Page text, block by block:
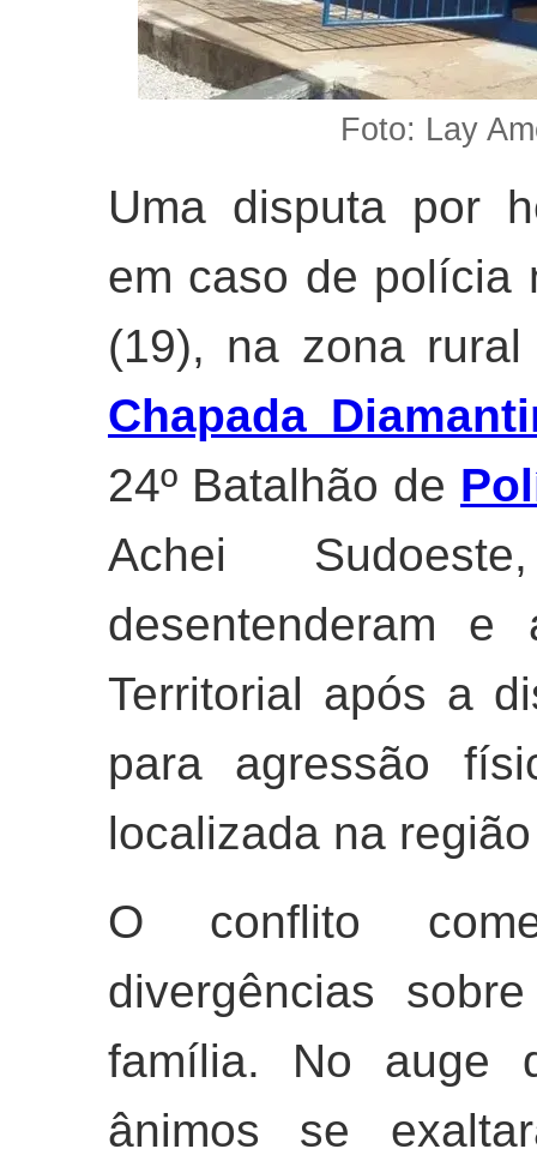
Foto: Lay
Uma disputa por
em caso de polícia
(19), na zona
Chapada
24º Batalhão de
Achei
desentenderam e
Territorial após a
para agressão
localizada na
O conflito
divergências
família. No auge
ânimos se